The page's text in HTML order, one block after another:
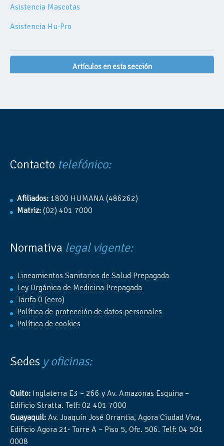
Asistencia Mascotas
Asistencia Hu-Pro
Artículos en esta sección
Contacto telefónico:
Afiliados: 1800 HUMANA (486262)
Matriz: (02) 401 7000
Normativa legal vigente:
Lineamientos Sanitarios de Salud Prepagada
Ley Orgánica de Medicina Prepagada
Tarifa 0 (cero)
Política de protección de datos personales
Política de cookies
Sedes y oficinas:
Quito: Inglaterra E3 – 266 y Av. Amazonas Esquina –
Edificio Stratta. Telf: 02 401 7000
Guayaquil: Av. Joaquín José Orrantia, Agora Ciudad Viva,
Edificio Agora 21- Torre A – Piso 5, Ofc. 506. Telf: 04 501
0008